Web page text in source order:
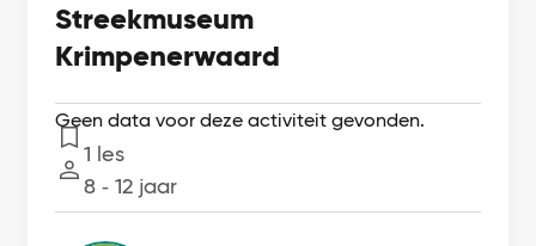
Streekmuseum
Krimpenerwaard
Geen data voor deze activiteit gevonden.
Lessen
1 les
Leeftijd
8 ‐ 12 jaar